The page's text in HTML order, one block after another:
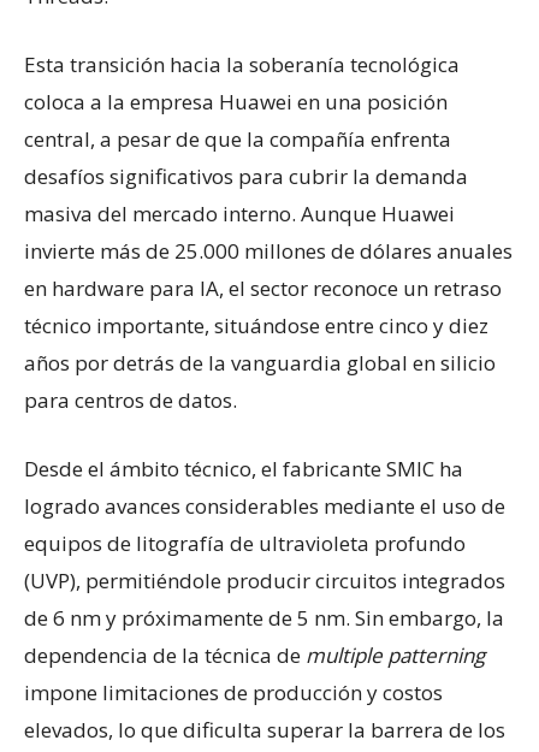
​Esta transición hacia la soberanía tecnológica
coloca a la empresa Huawei en una posición
central, a pesar de que la compañía enfrenta
desafíos significativos para cubrir la demanda
masiva del mercado interno. Aunque Huawei
invierte más de 25.000 millones de dólares anuales
en hardware para IA, el sector reconoce un retraso
técnico importante, situándose entre cinco y diez
años por detrás de la vanguardia global en silicio
para centros de datos.
​Desde el ámbito técnico, el fabricante SMIC ha
logrado avances considerables mediante el uso de
equipos de litografía de ultravioleta profundo
(UVP), permitiéndole producir circuitos integrados
de 6 nm y próximamente de 5 nm. Sin embargo, la
dependencia de la técnica de multiple patterning
impone limitaciones de producción y costos
elevados, lo que dificulta superar la barrera de los